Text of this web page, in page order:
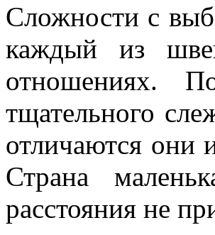
Сложности с
каждый из
отношениях.
тщательного
отличаются они
Страна
расстояния не